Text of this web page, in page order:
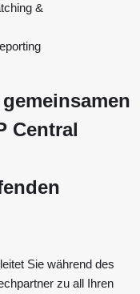
&
Central
Sie während des
zu all Ihren